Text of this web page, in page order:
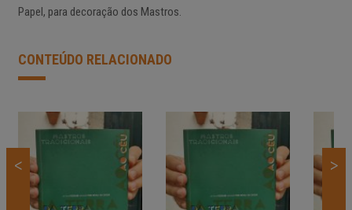
Papel, para decoração dos Mastros.
CONTEÚDO RELACIONADO
< >